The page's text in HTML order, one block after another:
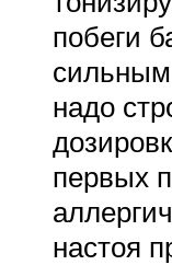
побеги
сильным
надо
первых
настоя